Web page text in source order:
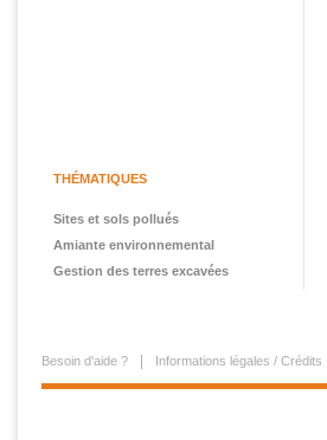
THÉMATIQUES
Sites et sols pollués
Amiante environnemental
Gestion des terres excavées
Besoin d'aide ? Informations légales / Crédits